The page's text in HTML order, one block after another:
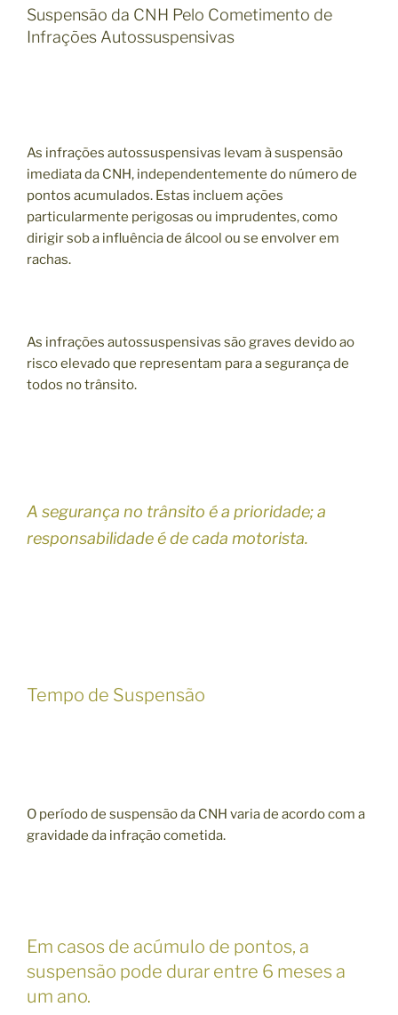
Suspensão da CNH Pelo Cometimento de
Infrações Autossuspensivas
As infrações autossuspensivas levam à suspensão
imediata da CNH, independentemente do número de
pontos acumulados. Estas incluem ações
particularmente perigosas ou imprudentes, como
dirigir sob a influência de álcool ou se envolver em
rachas.
As infrações autossuspensivas são graves devido ao
risco elevado que representam para a segurança de
todos no trânsito.
A segurança no trânsito é a prioridade; a
responsabilidade é de cada motorista.
Tempo de Suspensão
O período de suspensão da CNH varia de acordo com a
gravidade da infração cometida.
Em casos de acúmulo de pontos, a
suspensão pode durar entre 6 meses a
um ano.